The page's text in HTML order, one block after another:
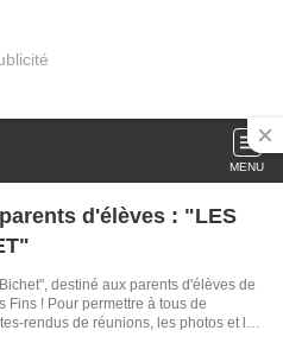
MENU
d'élèves : "LES
destiné aux parents d'élèves de
à tous de
rendus de réunions, les photos et les